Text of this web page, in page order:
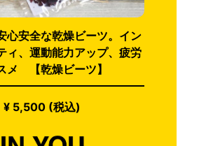
心安全な乾燥ビーツ。イン
ィ、運動能力アップ、疲労
メ 【乾燥ビーツ】
¥ 5,500 (税込)